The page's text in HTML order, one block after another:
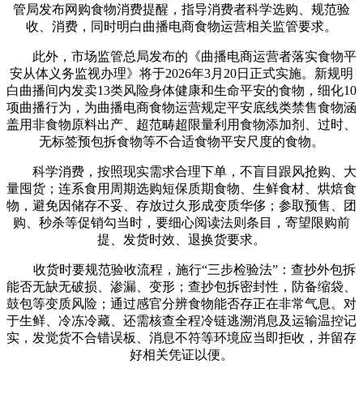
管局发布网购食物消费提醒，指导消费者科学选购、规范验
收、消费，同时明白曲播电商食物运营相关监管要求。
此外，市场监管总局发布的《曲播电商运营者落实食物平
安从体义务监视办理》将于2026年3月20日正式实施。新规明
白曲播间内发卖13类风险身体健康和生命平安的食物，细化10
项曲播行为，为曲播电商食物运营规定平安底线类禁售食物涵
盖用非食物原料出产、超范畴超限量利用食物添加剂、过时、
无标签预包拆食物等不合适食物平安尺度的食物。
科学消费，按照现实需求合理下单，不盲目跟风抢购、大
量囤货；连系食用周期选购短保质期食物、生鲜食材、烘焙食
物，避免因储存不妥、存放过久形成变质华侈；参取预售、团
购、秒杀等促销勾当时，要细心阅读法则条目，寄望限购前
提、发货时效、退换货要求。
收货时要规范验收流程，施行“三步检验法”：查抄外包拆
能否无缺无破损、渗漏、变形；查抄包拆密封性，防备缩袋、
鼓包等变质风险；通过感官分辨食物能否存正在非常气息。对
于生鲜、冷冻冷藏、还需核查全程冷链逃溯消息及运输温控记
实，发觉货不合错误板、消息不符等环境应当即拒收，并留存
好相关凭证以便。